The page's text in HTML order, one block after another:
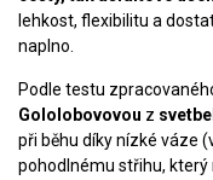
lehkost, flexibilitu a
naplno.
Podle testu
Gololobovovou z
při běhu díky nízké váze
pohodlnému střihu,